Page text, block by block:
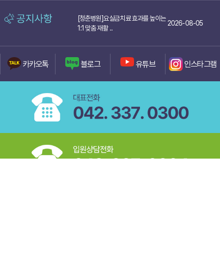
[청춘병원]요실금치료 효과를 높이는
1:1 맞춤 재활 ..
2026-08-05
카카오톡 블로그 유튜브 인스타그램